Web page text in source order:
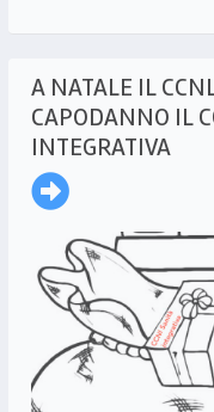
A NATALE IL
CAPODANNO IL
INTEGRATIVA